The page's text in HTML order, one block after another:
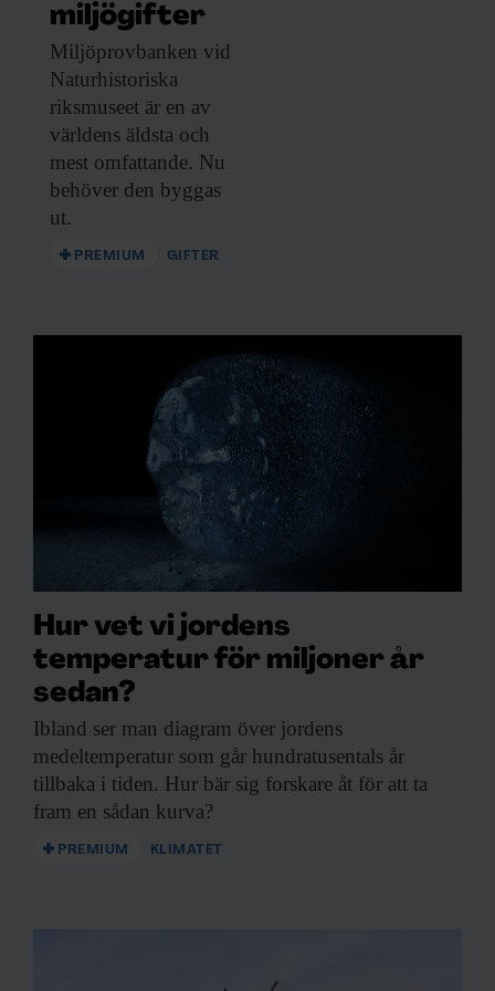
samlat in när du har använt deras tjänster.
miljögifter
Miljöprovbanken vid
Naturhistoriska
riksmuseet är en av
världens äldsta och
mest omfattande. Nu
behöver den byggas
ut.
PREMIUM GIFTER
Hur vet vi jordens
temperatur för miljoner år
sedan?
Ibland ser man diagram över jordens
medeltemperatur som går hundratusentals år
tillbaka i tiden. Hur bär sig forskare åt för att ta
fram en sådan kurva?
PREMIUM KLIMATET